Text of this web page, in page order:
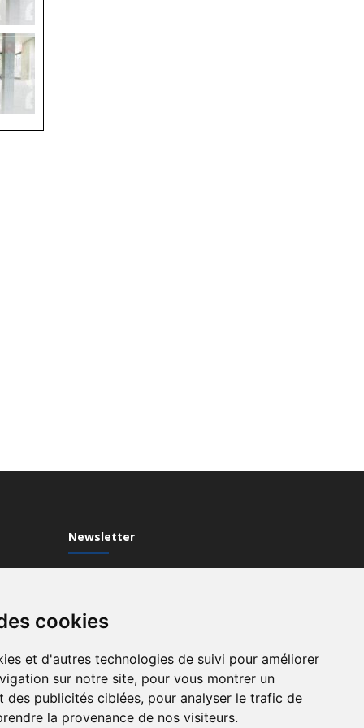
cookies
et d'autres technologies de suivi pour améliorer
sur notre site, pour vous montrer un
des publicités ciblées, pour analyser le trafic de
la provenance de nos visiteurs.
Newsletter